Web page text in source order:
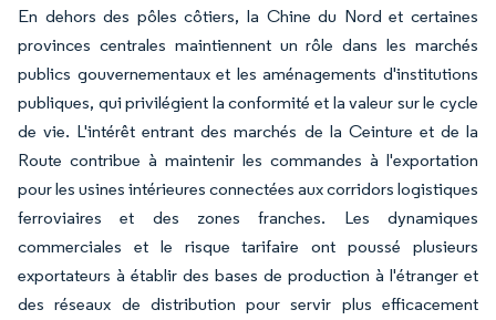
En dehors des pôles côtiers, la Chine du Nord et certaines
provinces centrales maintiennent un rôle dans les marchés
publics gouvernementaux et les aménagements d'institutions
publiques, qui privilégient la conformité et la valeur sur le cycle
de vie. L'intérêt entrant des marchés de la Ceinture et de la
Route contribue à maintenir les commandes à l'exportation
pour les usines intérieures connectées aux corridors logistiques
ferroviaires et des zones franches. Les dynamiques
commerciales et le risque tarifaire ont poussé plusieurs
exportateurs à établir des bases de production à l'étranger et
des réseaux de distribution pour servir plus efficacement